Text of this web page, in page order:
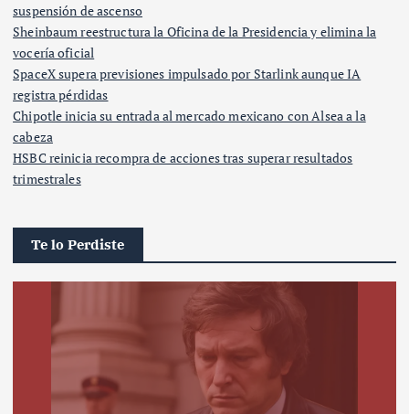
suspensión de ascenso
Sheinbaum reestructura la Oficina de la Presidencia y elimina la
vocería oficial
SpaceX supera previsiones impulsado por Starlink aunque IA
registra pérdidas
Chipotle inicia su entrada al mercado mexicano con Alsea a la
cabeza
HSBC reinicia recompra de acciones tras superar resultados
trimestrales
Te lo Perdiste